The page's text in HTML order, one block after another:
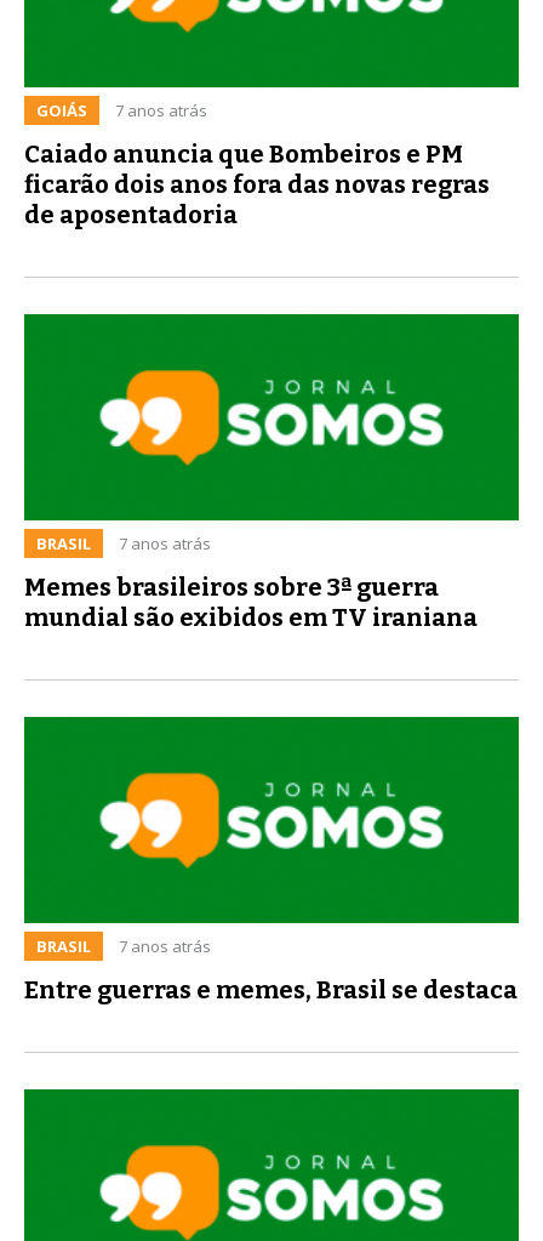
GOIÁS 7 anos atrás
Caiado anuncia que Bombeiros e PM
ficarão dois anos fora das novas regras
de aposentadoria
BRASIL 7 anos atrás
Memes brasileiros sobre 3ª guerra
mundial são exibidos em TV iraniana
BRASIL 7 anos atrás
Entre guerras e memes, Brasil se destaca